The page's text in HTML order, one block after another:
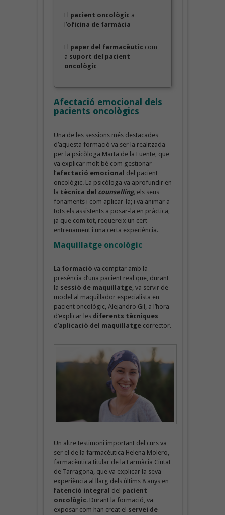
El pacient oncològic a
l’oficina de farmàcia
El paper del farmacèutic com
a suport del pacient
oncològic
Afectació emocional dels
pacients oncològics
Una de les sessions més destacades
d’aquesta formació va ser la realitzada
per la psicòloga Marta de la Fuente, que
va explicar molt bé com gestionar
l’afectació emocional del pacient
oncològic. La psicòloga va aprofundir en
la tècnica del counselling,els seus
fonaments i com aplicar-la; i va animar a
tots els assistents a posar-la en pràctica,
ja que com tot, requereix un cert
entrenament i una certa experiència.
Maquillatge oncològic
La formació va comptar amb la
presència d’una pacient real que, durant
la sessió de maquillatge, va servir de
model al maquillador especialista en
pacient oncològic, Alejandro Gil, a l’hora
d’explicar les diferents tècniques
d’aplicació del maquillatgecorrector.
Un altre testimoni important del curs va
ser el de la farmacèutica Helena Molero,
farmacèutica titular de la Farmàcia Ciutat
de Tarragona, que va explicar la seva
experiència al llarg dels últims 8 anys en
l’atenció integral del pacient
oncològic. Durant la formació, va
exposar com han creat el servei de